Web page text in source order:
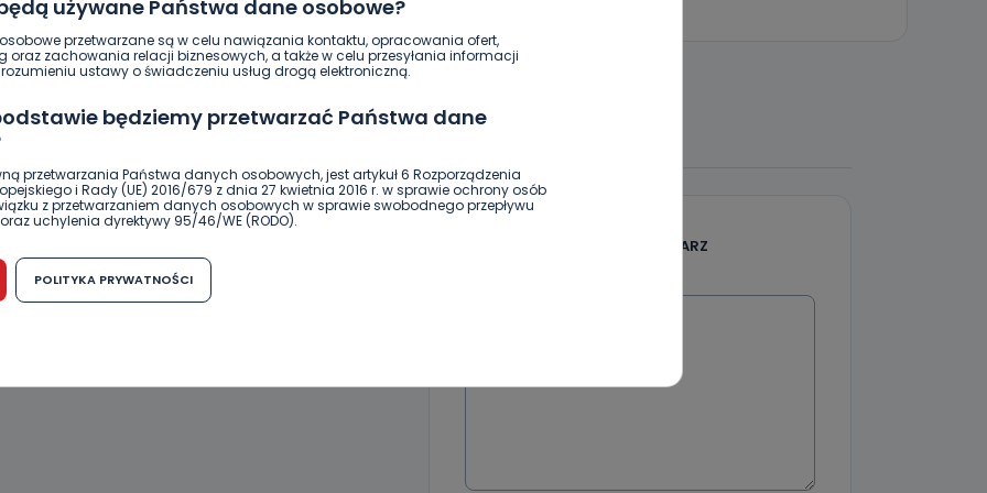
używane Państwa dane osobowe?
przetwarzane są w celu nawiązania kontaktu, opracowania ofert,
oraz zachowania relacji biznesowych, a także w celu przesyłania informacji
ustawy o świadczeniu usług drogą elektroniczną.
będziemy przetwarzać Państwa dane
przetwarzania Państwa danych osobowych, jest artykuł 6 Rozporządzenia
i Rady (UE) 2016/679 z dnia 27 kwietnia 2016 r. w sprawie ochrony osób
z przetwarzaniem danych osobowych w sprawie swobodnego przepływu
uchylenia dyrektywy 95/46/WE (RODO).
cofnięcia zgody?
osobowych jest dobrowolne, nie jest wymogiem ustawowym lub umownym oraz
POLITYKA PRYWATNOŚCI
DOŁĄCZ DO DYSKUSJI
DODAJ SWÓJ KOMENTARZ